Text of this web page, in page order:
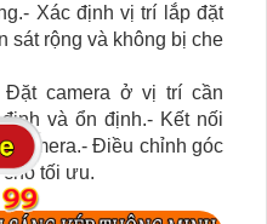
Xác định vị trí lắp đặt
sát rộng và không bị che
Đặt camera ở vị trí cần
và ổn định.- Kết nối
camera.- Điều chỉnh góc
tối ưu.